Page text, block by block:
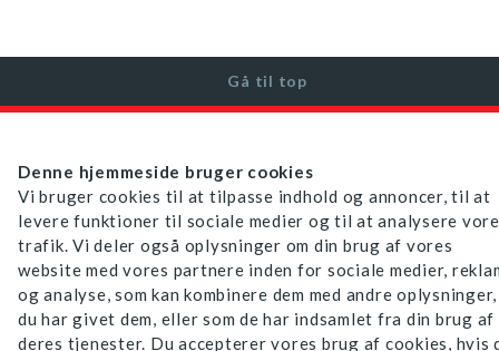
Gå til top
Denne hjemmeside bruger cookies
Vi bruger cookies til at tilpasse indhold og annoncer, til at
levere funktioner til sociale medier og til at analysere
trafik. Vi deler også oplysninger om din brug af vores
website med vores partnere inden for sociale medier,
og analyse, som kan kombinere dem med andre oplysninger,
du har givet dem, eller som de har indsamlet fra din brug af
deres tjenester. Du accepterer vores brug af cookies, hvis